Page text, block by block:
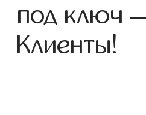
под ключ
Клиенты!